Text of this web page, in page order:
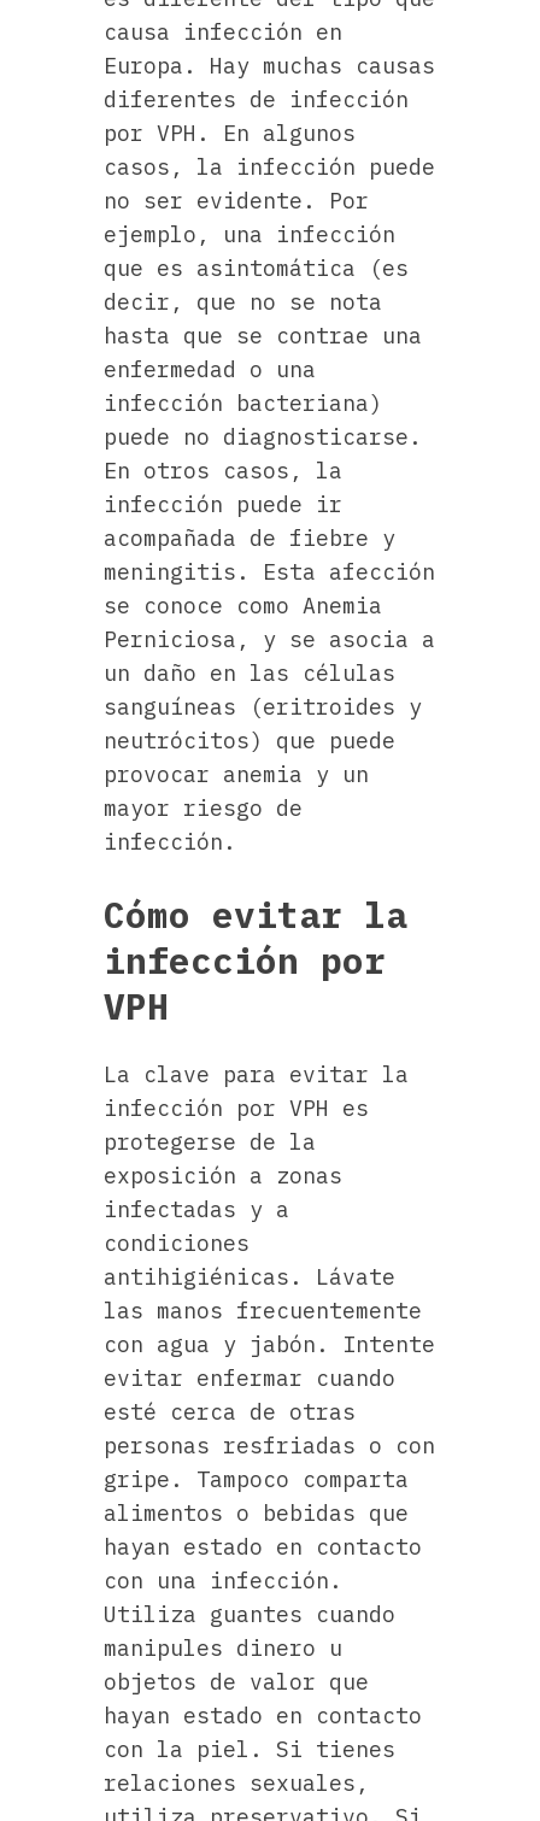
causa infección en
Europa. Hay muchas causas
diferentes de infección
por VPH. En algunos
casos, la infección puede
no ser evidente. Por
ejemplo, una infección
que es asintomática (es
decir, que no se nota
hasta que se contrae una
enfermedad o una
infección bacteriana)
puede no diagnosticarse.
En otros casos, la
infección puede ir
acompañada de fiebre y
meningitis. Esta afección
se conoce como Anemia
Perniciosa, y se asocia a
un daño en las células
sanguíneas (eritroides y
neutrócitos) que puede
provocar anemia y un
mayor riesgo de
infección.
Cómo evitar la
infección por
VPH
La clave para evitar la
infección por VPH es
protegerse de la
exposición a zonas
infectadas y a
condiciones
antihigiénicas. Lávate
las manos frecuentemente
con agua y jabón. Intente
evitar enfermar cuando
esté cerca de otras
personas resfriadas o con
gripe. Tampoco comparta
alimentos o bebidas que
hayan estado en contacto
con una infección.
Utiliza guantes cuando
manipules dinero u
objetos de valor que
hayan estado en contacto
con la piel. Si tienes
relaciones sexuales,